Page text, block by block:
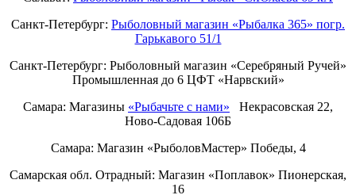
Санкт-Петербург: Рыболовный магазин «Рыбалка 365» погр.
Гарькавого 51/1
Санкт-Петербург: Рыболовный магазин «Серебряный Ручей»
Промышленная до 6 ЦФТ «Нарвский»
Самара: Магазины «Рыбачьте с нами» Некрасовская 22,
Ново-Садовая 106Б
Самара: Магазин «РыболовМастер» Победы, 4
Самарская обл. Отрадный: Магазин «Поплавок» Пионерская,
16